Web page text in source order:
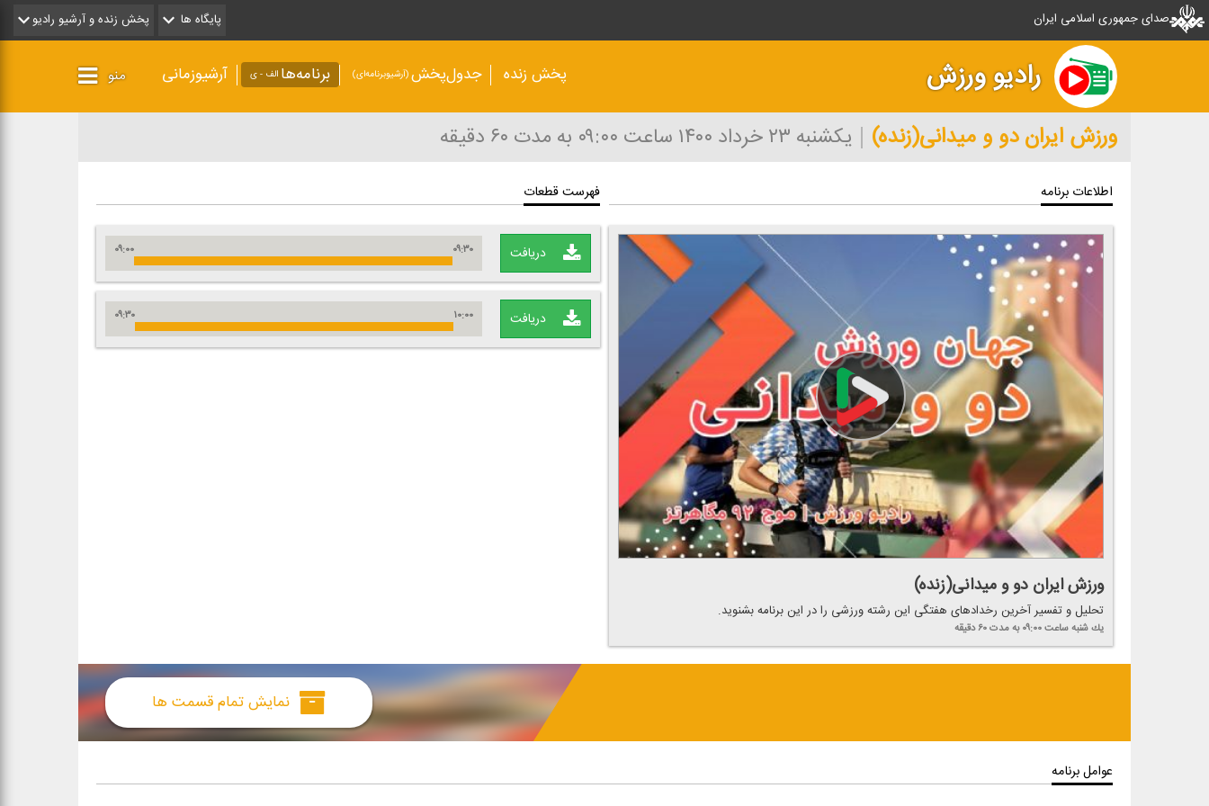
صدای جمهوری اسلامی ایران پایگاه ها پخش زنده و آرشیو رادیو
رادیو ورزش پخش زنده جدول‌پخش(آرشیو‌برنامه‌ای) برنامه‌ها الف - ی آرشیوزمانی منو
ورزش ایران دو و میدانی(زنده) یکشنبه ۲۳ خرداد ۱۴۰۰ ساعت ۰۹:۰۰ به مدت ۶۰ دقیقه
اطلاعات برنامه
ورزش ایران دو و میدانی(زنده)
تحلیل و تفسیر آخرین رخدادهای هفتگی این رشته ورزشی را در این برنامه بشنوید.
یك شنبهساعت ۰۹:۰۰ به مدت ۶۰ دقیقه
فهرست قطعات
دریافت ۰۹:۰۰ ۰۹:۳۰
دریافت ۰۹:۳۰ ۱۰:۰۰
نمایش تمام قسمت ها
عوامل برنامه